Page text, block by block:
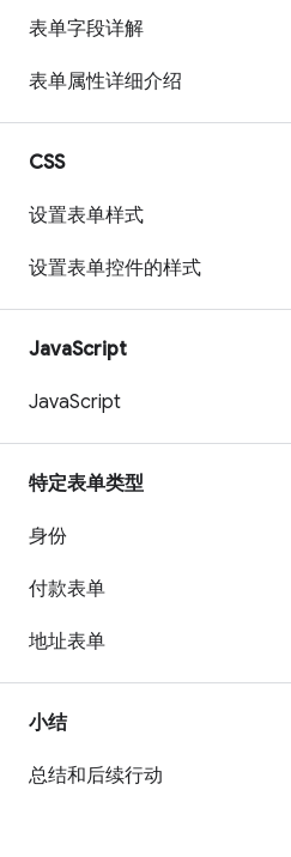
表单字段详解
表单属性详细介绍
CSS
设置表单样式
设置表单控件的样式
JavaScript
JavaScript
特定表单类型
身份
付款表单
地址表单
小结
总结和后续行动